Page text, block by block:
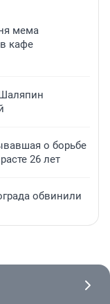
мема
кафе
о борьбе
26 лет
обвинили